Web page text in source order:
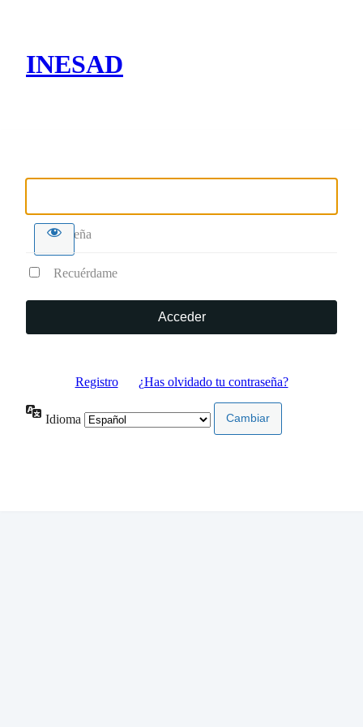
INESAD
Contraseña
Recuérdame
Registro ¿Has olvidado tu contraseña?
Idioma